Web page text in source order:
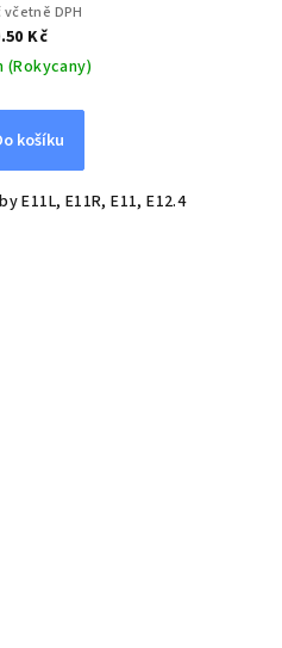
včetně DPH
Kč
(Rokycany)
košíku
E11L, E11R, E11, E12.4